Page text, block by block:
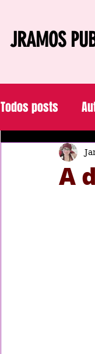
JRAMOS
Todos posts
Comédia
A